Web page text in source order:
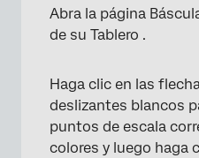
Abra la página
de su Tablero .
Haga clic en las
deslizantes blancos
puntos de escala
colores y luego haga